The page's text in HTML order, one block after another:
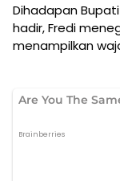
Dihadapan
hadir, Fredi
menampilkan